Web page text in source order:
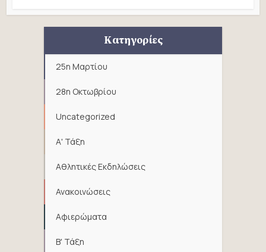
Κατηγορίες
25η Μαρτίου
28η Οκτωβρίου
Uncategorized
Α' Τάξη
Αθλητικές Εκδηλώσεις
Ανακοινώσεις
Αφιερώματα
Β' Τάξη